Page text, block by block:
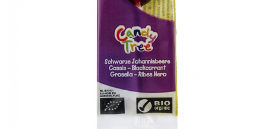
Ciocolata, cacao si cafea
Condimente si supe bio